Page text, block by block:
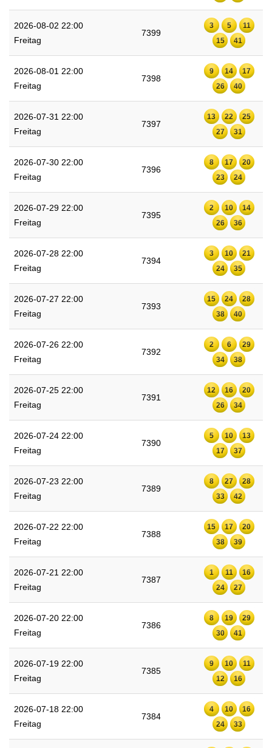
2026-08-02 22:00
Freitag
7399
3 5
11
15
41
2026-08-01 22:00
Freitag
7398
9 14
17
26
40
2026-07-31 22:00
Freitag
7397
13 22
25
27
31
2026-07-30 22:00
Freitag
7396
8 17
20
23
24
2026-07-29 22:00
Freitag
7395
2 10
14
26
36
2026-07-28 22:00
Freitag
7394
3 10
21
24
35
2026-07-27 22:00
Freitag
7393
15 24
28
38
40
2026-07-26 22:00
Freitag
7392
2 6
29
34
38
2026-07-25 22:00
Freitag
7391
12 16
20
26
34
2026-07-24 22:00
Freitag
7390
5 10
13
17
37
2026-07-23 22:00
Freitag
7389
8 27
28
33
42
2026-07-22 22:00
Freitag
7388
15 17
20
38
39
2026-07-21 22:00
Freitag
7387
1 11
16
24
27
2026-07-20 22:00
Freitag
7386
8 19
29
30
41
2026-07-19 22:00
Freitag
7385
9 10
11
12
16
2026-07-18 22:00
Freitag
7384
4 10
16
24
33